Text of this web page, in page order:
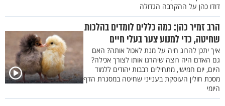
דודו כהן על ההקרבה הגדולה
הרב זמיר כהן: כמה כללים לומדים בהלכות
שחיטה, כדי למנוע צער בעלי חיים
איך יתכן להרוג חיה על מנת לאכול אותה? האם
גם האדם היה רוצה שיהרגו אותו לצורך אכילה?
היום, יום חמישי, מתחילים רבבות יהודים ללמוד
מסכת חולין העוסקת בענייני שחיטה במסגרת הדף
היומי